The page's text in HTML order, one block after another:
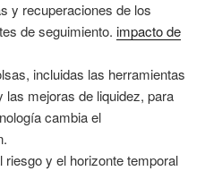
y recuperaciones de los
de seguimiento. impacto de
incluidas las herramientas
mejoras de liquidez, para
cambia el
riesgo y el horizonte temporal